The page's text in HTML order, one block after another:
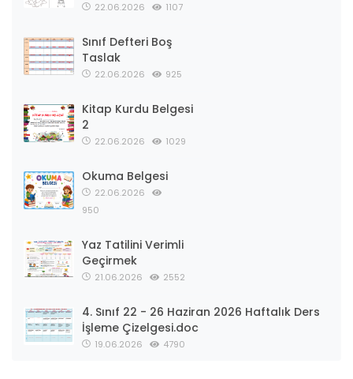
22.06.2026 1107
Sınıf Defteri Boş
Taslak
22.06.2026 925
Kitap Kurdu Belgesi
2
22.06.2026 1029
Okuma Belgesi
22.06.2026
950
Yaz Tatilini Verimli
Geçirmek
21.06.2026 2552
4. Sınıf 22 - 26 Haziran 2026 Haftalık Ders
İşleme Çizelgesi.doc
19.06.2026 4790